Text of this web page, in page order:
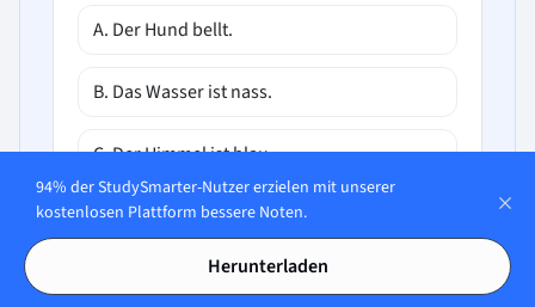
A. Der Hund bellt.
B. Das Wasser ist nass.
C. Der Himmel ist blau.
D. Peter hat geheiratet und hat Kinder.
94% der StudySmarter-Nutzer erzielen mit unserer
kostenlosen Plattform bessere Noten.
Herunterladen